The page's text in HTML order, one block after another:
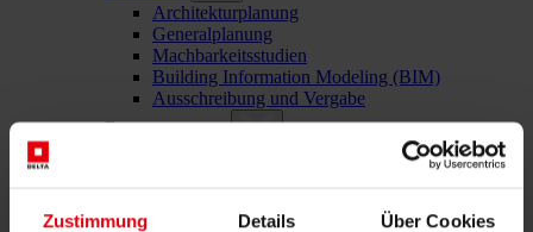
Zustimmung Details Über Cookies
Architekturplanung
Generalplanung
Machbarkeitsstudien
Building Information Modeling (BIM)
Ausschreibung und Vergabe
Baumanagement
Projektsteuerung und Projektleitung